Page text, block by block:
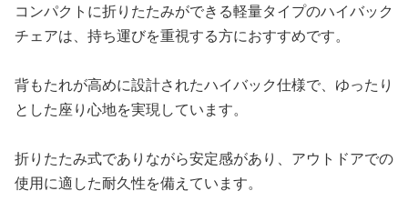
コンパクトに折りたたみができる軽量タイプのハイバック
チェアは、持ち運びを重視する方におすすめです。
背もたれが高めに設計されたハイバック仕様で、ゆったり
とした座り心地を実現しています。
折りたたみ式でありながら安定感があり、アウトドアでの
使用に適した耐久性を備えています。